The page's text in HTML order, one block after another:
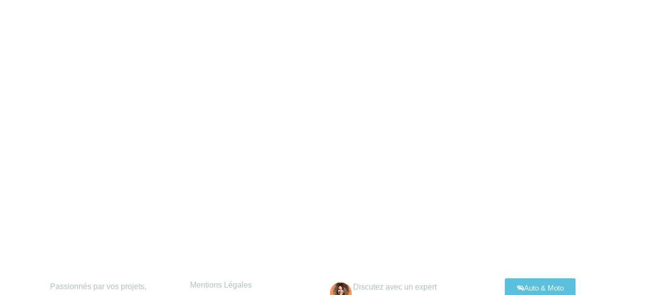
Passionnés par vos projets, Mentions Légales
Discutez avec un expert
Auto & Moto